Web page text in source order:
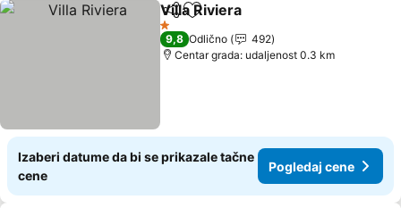
Deli Dodati u favorite
Villa Riviera
1 Zvezdice
9,8 Odlično
492
Centar grada: udaljenost 0.3 km
Izaberi datume da bi se prikazale tačne
cene
Pogledaj cene